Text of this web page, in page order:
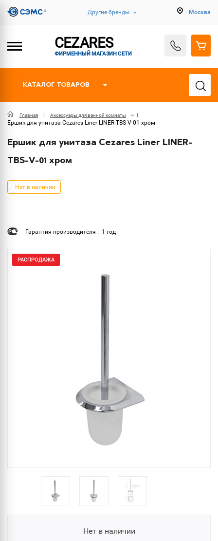
Другие бренды Москва
CEZARES
ФИРМЕННЫЙ МАГАЗИН СЕТИ
КАТАЛОГ ТОВАРОВ
Главная Аксессуары для ванной комнаты
Ершик для унитаза Cezares Liner LINER-TBS-V-01 хром
Ершик для унитаза Cezares Liner LINER-
TBS-V-01 хром
Нет в наличии
Гарантия производителя : 1 год
РАСПРОДАЖА
Нет в наличии